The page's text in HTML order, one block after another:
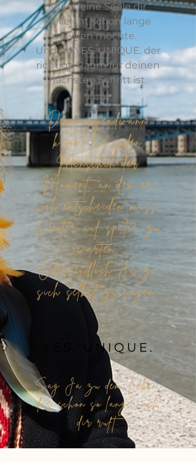
Was deine Seele dir
vielleicht schon lange
zeigen möchte.
Und ob YES. UNIQUE. der
richtige Raum für deinen
nächsten Schritt ist.
Denn irgendwann
kommt für jeden
Menschen der
Moment, an dem er
sich entscheiden muss.
Weiter auf später zu
warten.
Oder endlich Ja zu
sich selbst zu sagen.
YES. UNIQUE.
Sag Ja zu dem Leben,
das schon so lange nach
dir ruft.